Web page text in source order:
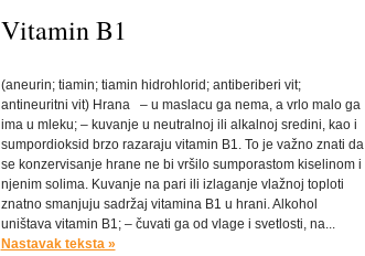
Vitamin B1
(aneurin; tiamin; tiamin hidrohlorid; antiberiberi vit;
antineuritni vit) Hrana – u maslacu ga nema, a vrlo malo ga
ima u mleku; – kuvanje u neutralnoj ili alkalnoj sredini, kao i
sumpordioksid brzo razaraju vitamin B1. To je važno znati da
se konzervisanje hrane ne bi vršilo sumporastom kiselinom i
njenim solima. Kuvanje na pari ili izlaganje vlažnoj toploti
znatno smanjuju sadržaj vitamina B1 u hrani. Alkohol
uništava vitamin B1; – čuvati ga od vlage i svetlosti, na...
Nastavak teksta »